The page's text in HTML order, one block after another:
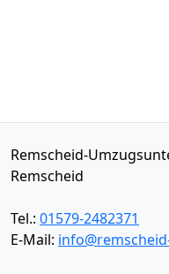
Remscheid-
Remscheid
Tel.: 01579-2482371
E-Mail: